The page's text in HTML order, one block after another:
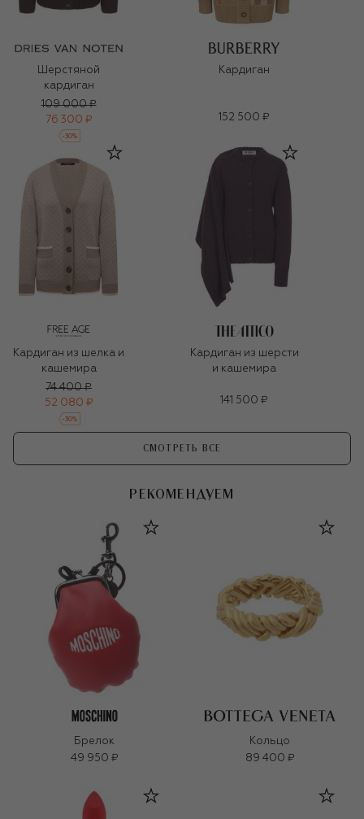
Шерстяной
кардиган
109 000 ₽
76 300 ₽
-30%
Кардиган
152 500 ₽
Кардиган из шелка и
кашемира
74 400 ₽
52 080 ₽
-30%
Кардиган из шерсти
и кашемира
141 500 ₽
СМОТРЕТЬ ВСЕ
РЕКОМЕНДУЕМ
Брелок
49 950 ₽
Кольцо
89 400 ₽